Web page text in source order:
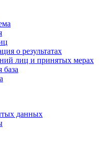
о результатах
лиц и принятых мерах
данных